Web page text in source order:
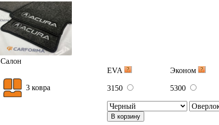
Салон
EVA
Эконом
3 ковра 3150 5300
В корзину